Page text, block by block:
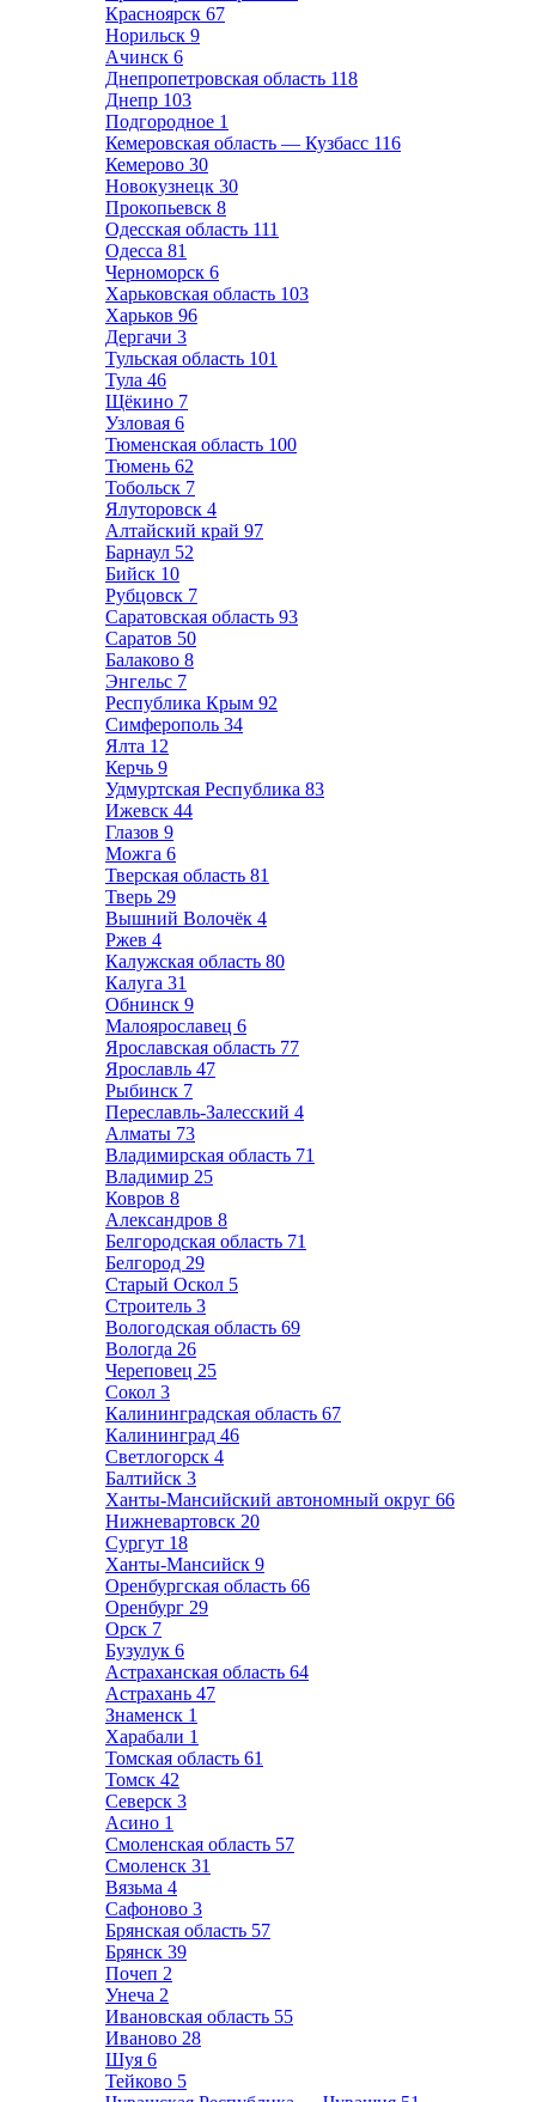
Красноярск 67
Норильск 9
Ачинск 6
Днепропетровская область 118
Днепр 103
Подгородное 1
Кемеровская область — Кузбасс 116
Кемерово 30
Новокузнецк 30
Прокопьевск 8
Одесская область 111
Одесса 81
Черноморск 6
Харьковская область 103
Харьков 96
Дергачи 3
Тульская область 101
Тула 46
Щёкино 7
Узловая 6
Тюменская область 100
Тюмень 62
Тобольск 7
Ялуторовск 4
Алтайский край 97
Барнаул 52
Бийск 10
Рубцовск 7
Саратовская область 93
Саратов 50
Балаково 8
Энгельс 7
Республика Крым 92
Симферополь 34
Ялта 12
Керчь 9
Удмуртская Республика 83
Ижевск 44
Глазов 9
Можга 6
Тверская область 81
Тверь 29
Вышний Волочёк 4
Ржев 4
Калужская область 80
Калуга 31
Обнинск 9
Малоярославец 6
Ярославская область 77
Ярославль 47
Рыбинск 7
Переславль-Залесский 4
Алматы 73
Владимирская область 71
Владимир 25
Ковров 8
Александров 8
Белгородская область 71
Белгород 29
Старый Оскол 5
Строитель 3
Вологодская область 69
Вологда 26
Череповец 25
Сокол 3
Калининградская область 67
Калининград 46
Светлогорск 4
Балтийск 3
Ханты-Мансийский автономный округ 66
Нижневартовск 20
Сургут 18
Ханты-Мансийск 9
Оренбургская область 66
Оренбург 29
Орск 7
Бузулук 6
Астраханская область 64
Астрахань 47
Знаменск 1
Харабали 1
Томская область 61
Томск 42
Северск 3
Асино 1
Смоленская область 57
Смоленск 31
Вязьма 4
Сафоново 3
Брянская область 57
Брянск 39
Почеп 2
Унеча 2
Ивановская область 55
Иваново 28
Шуя 6
Тейково 5